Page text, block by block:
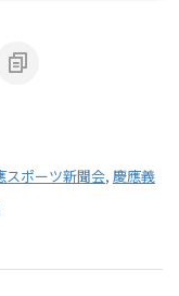
スポーツ新聞会, 慶應義